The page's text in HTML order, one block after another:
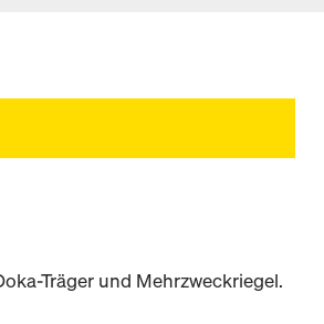
Träger und Mehrzweckriegel.